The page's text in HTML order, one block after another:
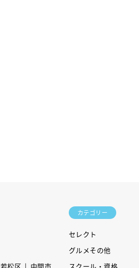
カテゴリー
セレクト
グルメその他